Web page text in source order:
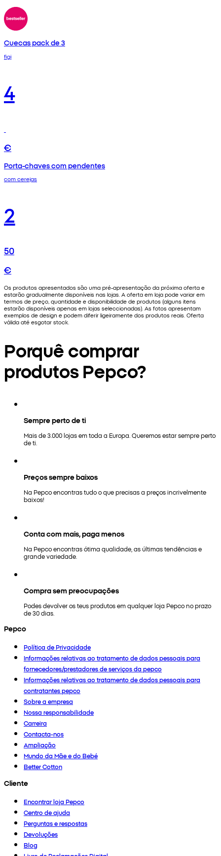
Cuecas pack de 3
figi
4
€
Porta-chaves com pendentes
com cerejas
2
50
€
Os produtos apresentados são uma pré-apresentação da próxima oferta e
estarão gradualmente disponíveis nas lojas. A oferta em loja pode variar em
termos de preço, quantidade e disponibilidade de produtos (alguns itens
estarão disponíveis apenas em lojas seleccionadas). As fotos apresentam
exemplos de design e podem diferir ligeiramente dos produtos reais. Oferta
válida até esgotar stock.
Porquê comprar
produtos Pepco?
Sempre perto de ti
Mais de 3.000 lojas em toda a Europa. Queremos estar sempre perto
de ti.
Preços sempre baixos
Na Pepco encontras tudo o que precisas a preços incrivelmente
baixos!
Conta com mais, paga menos
Na Pepco encontras ótima qualidade, as últimas tendências e
grande variedade.
Compra sem preocupações
Podes devolver os teus produtos em qualquer loja Pepco no prazo
de 30 dias.
Pepco
Política de Privacidade
Informações relativas ao tratamento de dados pessoais para
fornecedores/prestadores de serviços da pepco
Informações relativas ao tratamento de dados pessoais para
contratantes pepco
Sobre a empresa
Nossa responsabilidade
Carreira
Contacta-nos
Ampliação
Mundo da Mãe e do Bebé
Better Cotton
Cliente
Encontrar loja Pepco
Centro de ajuda
Perguntas e respostas
Devoluções
Blog